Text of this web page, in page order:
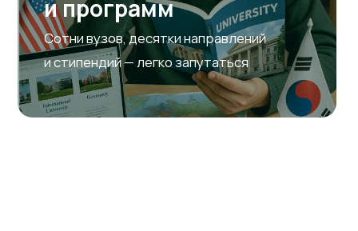
Оценивает твои оценки, активности,
проекты и цели — и дает рекомендации